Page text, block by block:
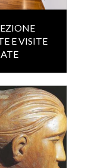
E VISITE